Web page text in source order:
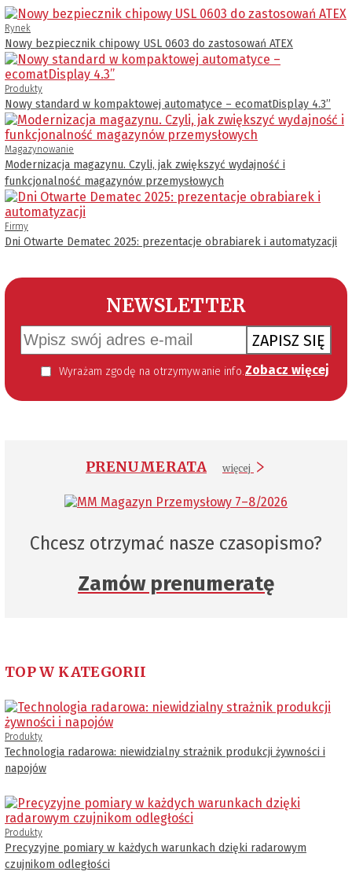
Rynek
Nowy bezpiecznik chipowy USL 0603 do zastosowań ATEX
Produkty
Nowy standard w kompaktowej automatyce – ecomatDisplay 4.3’’
Magazynowanie
Modernizacja magazynu. Czyli, jak zwiększyć wydajność i
funkcjonalność magazynów przemysłowych
Firmy
Dni Otwarte Dematec 2025: prezentacje obrabiarek i automatyzacji
NEWSLETTER
ZAPISZ SIĘ
Wyrażam zgodę na otrzymywanie informacji handlowej kierowanej do mnie za pomocą środków komunikacji elektronicznej w szczególności poczty elektronicznej zgodnie z przepisem art. 10 ust 2 ustawy z dnia 18 lipca 2002 roku o świadczeniu usług drogą elektroniczną (Dz. U. 144 z 2002 r. poz. 1204). Zgoda jest dobrowolna, jednak jej wyrażenie jest konieczne, aby otrzymywać newsletter. Zobacz więcej
PRENUMERATA więcej
Chcesz otrzymać nasze czasopismo?
Zamów prenumeratę
TOP W KATEGORII
Produkty
Technologia radarowa: niewidzialny strażnik produkcji żywności i
napojów
Produkty
Precyzyjne pomiary w każdych warunkach dzięki radarowym
czujnikom odległości